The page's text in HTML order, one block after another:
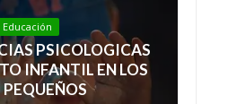
Educación
PSICOLOGICAS
INFANTIL EN LOS
PEQUEÑOS